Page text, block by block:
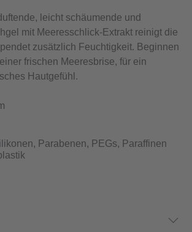
leicht schäumende und
mit Meeresschlick-Extrakt reinigt die
zusätzlich Feuchtigkeit. Beginnen
frischen Meeresbrise, für ein
Hautgefühl.
Parabenen, PEGs, Paraffinen